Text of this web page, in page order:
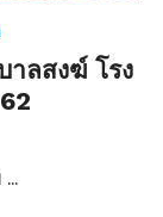
ลสงฆ์ โรง
…